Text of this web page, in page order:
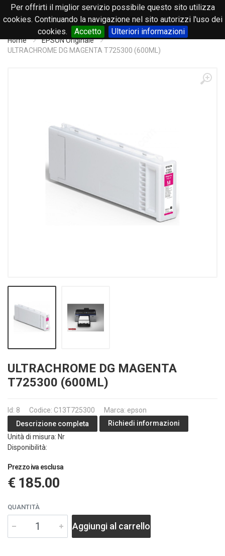
Per offrirti il miglior servizio possibile questo sito utilizza
cookies. Continuando la navigazione nel sito autorizzi l'uso dei
cookies.
Accetto Ulteriori informazioni
0
Home
EPSON Originale
ULTRACHROME DG MAGENTA T725300 (600ML)
ULTRACHROME DG MAGENTA
T725300 (600ML)
Id: 8 Codice: C13T725300
Marca: epson
Descrizione completa
Richiedi informazioni
Unità di misura: Nr
Disponibilità:
Prezzo iva esclusa
€ 185.00
QUANTITÀ
Aggiungi al carrello